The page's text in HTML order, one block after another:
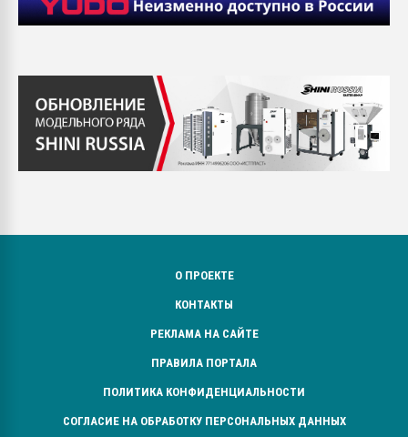
О ПРОЕКТЕ
КОНТАКТЫ
РЕКЛАМА НА САЙТЕ
ПРАВИЛА ПОРТАЛА
ПОЛИТИКА КОНФИДЕНЦИАЛЬНОСТИ
СОГЛАСИЕ НА ОБРАБОТКУ ПЕРСОНАЛЬНЫХ ДАННЫХ